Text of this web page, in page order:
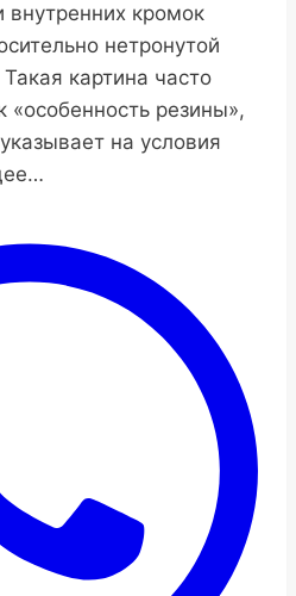
внутренних кромок
нетронутой
картина часто
«особенность резины»,
на условия